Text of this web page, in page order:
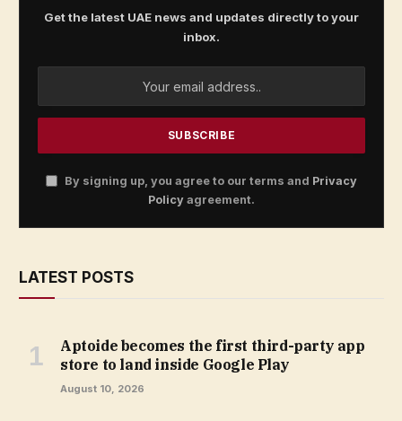
Get the latest UAE news and updates directly to your
inbox.
By signing up, you agree to our terms and Privacy
Policy agreement.
LATEST POSTS
Aptoide becomes the first third-party app
store to land inside Google Play
August 10, 2026